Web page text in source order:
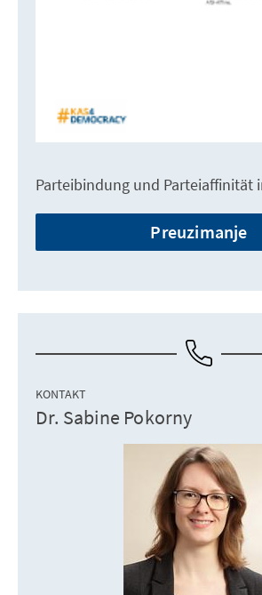
Parteibindung und Parteiaffinität
Preuzimanje
KONTAKT
Dr. Sabine Pokorny